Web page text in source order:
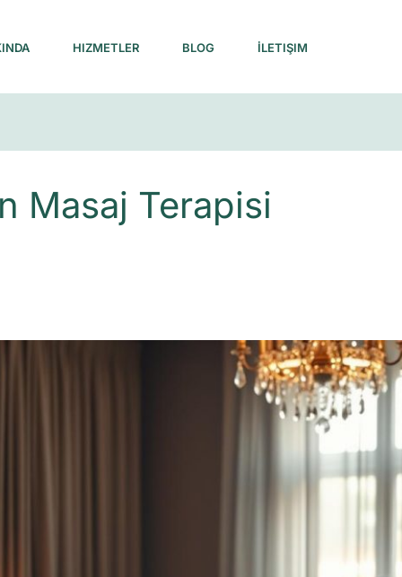
HIZMETLER BLOG İLETIŞIM
Masaj Terapisi